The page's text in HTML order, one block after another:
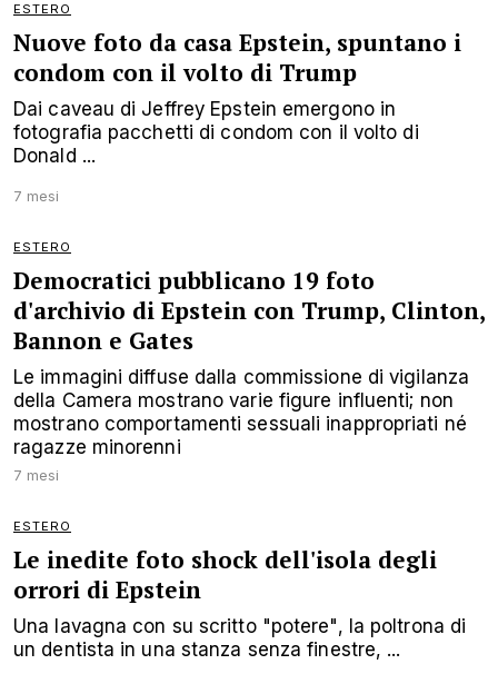
ESTERO
Nuove foto da casa Epstein, spuntano i
condom con il volto di Trump
Dai caveau di Jeffrey Epstein emergono in
fotografia pacchetti di condom con il volto di
Donald ...
7 mesi
ESTERO
Democratici pubblicano 19 foto
d'archivio di Epstein con Trump, Clinton,
Bannon e Gates
Le immagini diffuse dalla commissione di vigilanza
della Camera mostrano varie figure influenti; non
mostrano comportamenti sessuali inappropriati né
ragazze minorenni
7 mesi
ESTERO
Le inedite foto shock dell'isola degli
orrori di Epstein
Una lavagna con su scritto "potere", la poltrona di
un dentista in una stanza senza finestre, ...